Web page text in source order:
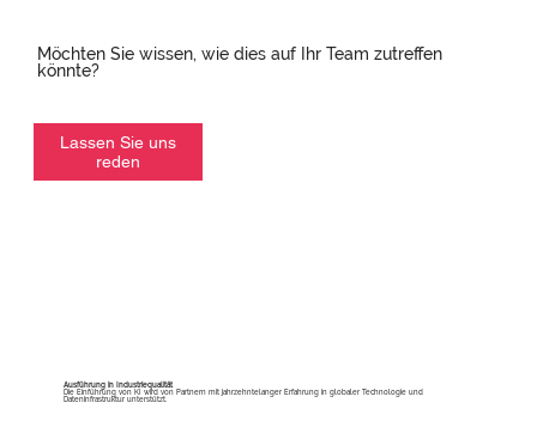
Möchten Sie wissen, wie dies auf Ihr Team zutreffen
könnte?
Lassen Sie uns
reden
Ausführung in Industriequalität
Die Einführung von KI wird von Partnern mit jahrzehntelanger Erfahrung in globaler Technologie und
Dateninfrastruktur unterstützt.